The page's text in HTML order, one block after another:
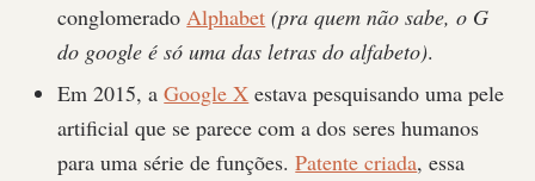
conglomeradoAlphabet (pra quem não sabe, o G
do google é só uma das letras do alfabeto).
Em 2015, aGoogle X estava pesquisando uma pele
artificial que se parece com a dos seres humanos
para uma série de funções.Patente criada, essa